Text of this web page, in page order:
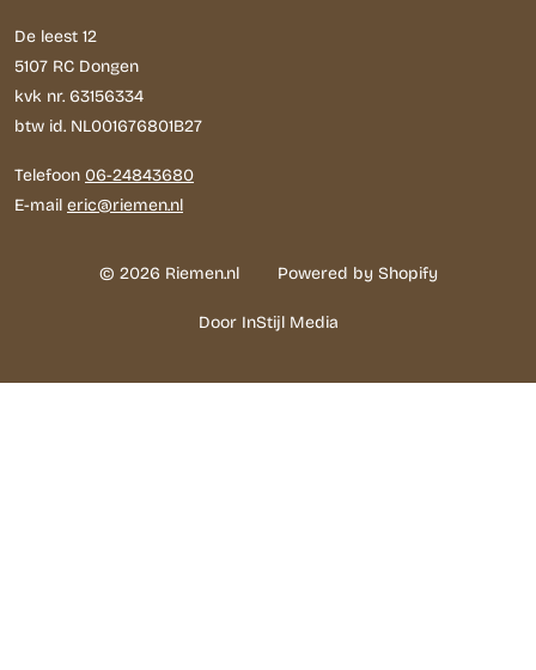
De leest 12
5107 RC Dongen
kvk nr. 63156334
btw id. NL001676801B27
Telefoon 06-24843680
E-mail eric@riemen.nl
© 2026 Riemen.nl Powered by Shopify
Door InStijl Media